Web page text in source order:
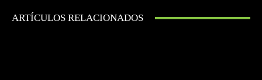
ARTÍCULOS RELACIONADOS